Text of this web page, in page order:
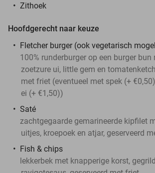
Zithoek
Hoofdgerecht naar keuze
Fletcher burger (ook vegetarisch
100% runderburger op een burger bun
zoetzure ui, little gem en
met friet (eventueel met spek (+
ei (+ €1,50))
Saté
zachtgegaarde gemarineerde kipfilet
uitjes, kroepoek en atjar, geserveerd
Fish & chips
lekkerbek met knapperige korst,